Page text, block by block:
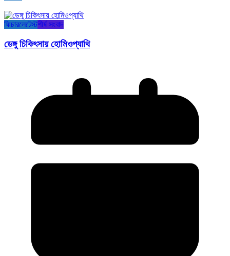
ফিচারলেটেস্টশীর্ষ সংবাদ
ডেঙ্গু চিকিৎসায় হোমিওপ্যাথি